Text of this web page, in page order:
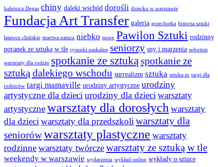
baletnica Degas chiny daleki wschód dorośli dziecko w warszawie
Fundacja Art Transfer galeria grzechotka historia sztuki
latawce chińskie martwa natura niebko nowe Pawilon Sztuki rodzinny
poranek ze sztuką w tle rysunki naskalne seniorzy sny i marzenia sobotnie
warsztaty dla rodzin spotkanie ze sztukąspotkanie ze
sztuką dalekiego wschodu surrealizm sztuka sztuka to targi dla
rodziców targi mamaville urodziny artystyczne urodziny
artystyczne dla dzieciurodziny dla dzieciwarsztaty
artystycznewarsztaty dla dorosłychwarsztaty
dla dzieciwarsztaty dla przedszkoliwarsztaty dla
seniorówwarsztaty plastyczne warsztaty
rodzinnewarsztaty twórczewarsztaty ze sztuką w tle
weekendy w warszawie wydarzenia wykład online wykłady o sztuce